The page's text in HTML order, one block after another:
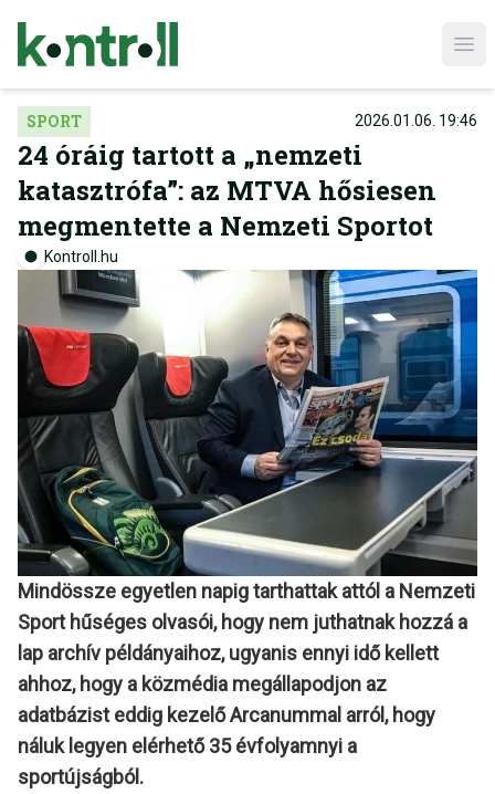
SPORT 2026.01.06. 19:46
24 óráig tartott a „nemzeti
katasztrófa”: az MTVA hősiesen
megmentette a Nemzeti Sportot
Kontroll.hu
Mindössze egyetlen napig tarthattak attól a Nemzeti
Sport hűséges olvasói, hogy nem juthatnak hozzá a
lap archív példányaihoz, ugyanis ennyi idő kellett
ahhoz, hogy a közmédia megállapodjon az
adatbázist eddig kezelő Arcanummal arról, hogy
náluk legyen elérhető 35 évfolyamnyi a
sportújságból.